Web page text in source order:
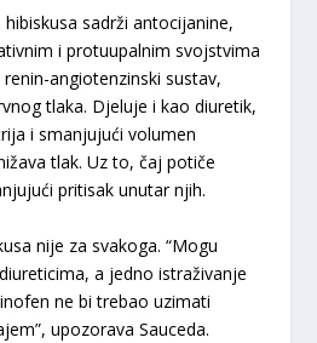
sadrži antocijanine,
i protuupalnim svojstvima
angiotenzinski sustav,
tlaka. Djeluje i kao diuretik,
i smanjujući volumen
tlak. Uz to, čaj potiče
pritisak unutar njih.
nije za svakoga. “Mogu
a jedno istraživanje
ne bi trebao uzimati
upozorava Sauceda.